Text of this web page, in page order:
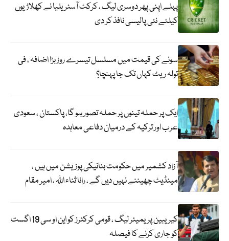
پہلے اپنی پھر دوسری لیگ ، کرکٹ آسٹریلیا نے کھلاڑیوں
کیلئے نئی پالیسی نافذ کر دی
سونے کی قیمت میں مسلسل تیسرے روز بڑا اضافہ ، فی
تولہ ریٹ کہاں تک جا پہنچا؟
ایک پر حملہ تینوں پر حملہ تصور ہو گا، پاکستان ، سعودی
عرب اور ترکیہ کے درمیان دفاعی معاہدہ
آزاد کشمیر میں حکومت بنانیکی پوزیشن میں ہیں ،
مینڈیٹ چھیننے نہیں دیں گے ، رانا ثناء اللہ ، امیر مقام
کیریبین پریمیئر لیگ ، قومی کرکٹرز کو این او سی 19 اگست
کو جاری کرنے کا فیصلہ